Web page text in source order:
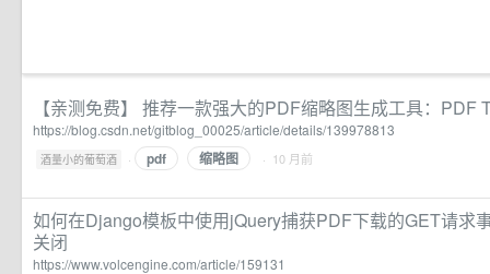
【亲测免费】 推荐一款强大的PDF缩略图生成工具：PDF
https://blog.csdn.net/gitblog_00025/article/details/139978813
酒量小的葡萄酒 · pdf 缩略图 · 10 月前
如何在Django模板中使用jQuery捕获PDF下载的GET请求
关闭
https://www.volcengine.com/article/159131